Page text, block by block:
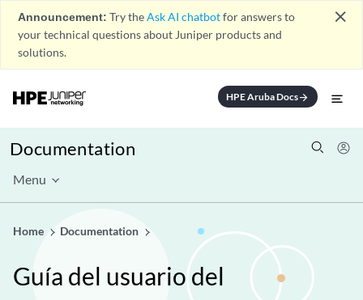
Announcement: Try theAsk AI chatbotfor answers to
your technical questions about Juniper products and
solutions.
close
HPE Aruba Docsarrow_forward
Documentation
Menu
Home Documentation
Guía del usuario del